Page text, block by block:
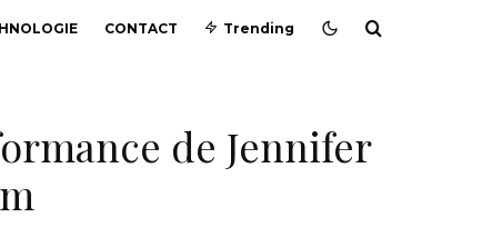
CONTACT Trending
de Jennifer